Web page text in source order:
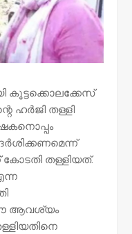
കൂട്ടക്കൊലക്കേസ്
ഹർജി തള്ളി
തള്ളിയത്.
ഈ ആവശ്യം